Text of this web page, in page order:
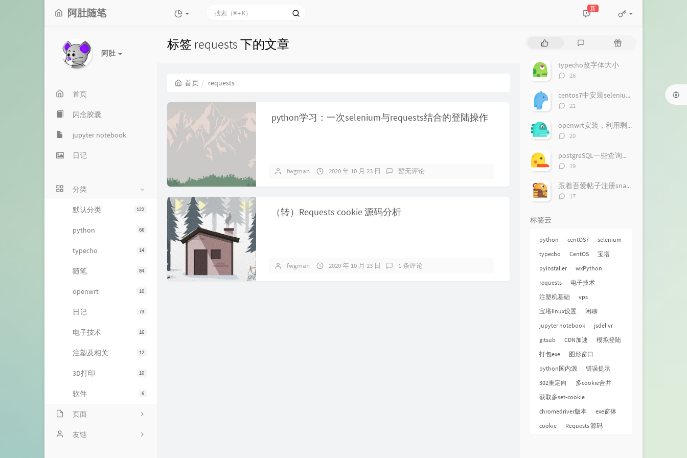
阿肚随笔 新
阿肚
首页
闪念胶囊
jupyter notebook
日记
分类
122
默认分类
66
python
14
typecho
84
随笔
10
openwrt
73
日记
16
电子技术
12
注塑及相关
10
3D打印
6
软件
页面
关于友链
标签 requests 下的文章
首页 requests
python学习：一次selenium与requests结合的登陆操作
fwgman 2020 年 10 月 23 日 暂无评论
（转）Requests cookie 源码分析
fwgman 2020 年 10 月 23 日 1 条评论
评
随
typecho改字体大小
评
数：
26
centos7中安装selenium chromedriver 无GUI运行
评
数：
21
openwrt安装，利用剩余空间，添加微信推送
评
数：
20
postgreSQL一些查询语法
评
数：
19
跟着吾爱帖子注册snapde
评
17
标签云
python centOS7
selenium
typecho
CentOS
宝塔
pyinstaller
wxPython
requests
电子技术
注塑机基础
vps
宝塔linux设置
闲聊
jupyter notebook
jsdelivr
gitsub
CDN加速
模拟登陆
打包exe
图形窗口
python国内源
错误提示
302重定向
多cookie合并
获取多set-cookie
chromedriver版本
exe窗体
cookie
Requests 源码